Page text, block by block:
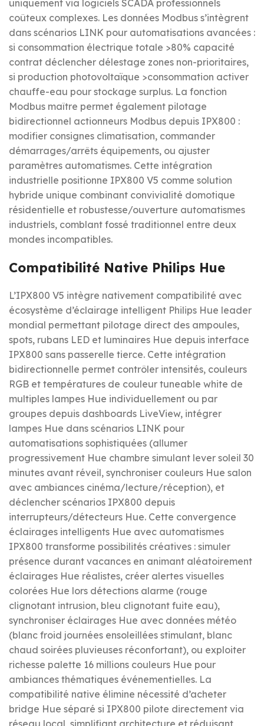
uniquement via logiciels SCADA professionnels
coûteux complexes. Les données Modbus s’intègrent
dans scénarios LINK pour automatisations avancées :
si consommation électrique totale >80% capacité
contrat déclencher délestage zones non-prioritaires,
si production photovoltaïque >consommation activer
chauffe-eau pour stockage surplus. La fonction
Modbus maître permet également pilotage
bidirectionnel actionneurs Modbus depuis IPX800 :
modifier consignes climatisation, commander
démarrages/arrêts équipements, ou ajuster
paramètres automatismes. Cette intégration
industrielle positionne IPX800 V5 comme solution
hybride unique combinant convivialité domotique
résidentielle et robustesse/ouverture automatismes
industriels, comblant fossé traditionnel entre deux
mondes incompatibles.
Compatibilité Native Philips Hue
L’IPX800 V5 intègre nativement compatibilité avec
écosystème d’éclairage intelligent Philips Hue leader
mondial permettant pilotage direct des ampoules,
spots, rubans LED et luminaires Hue depuis interface
IPX800 sans passerelle tierce. Cette intégration
bidirectionnelle permet contrôler intensités, couleurs
RGB et températures de couleur tuneable white de
multiples lampes Hue individuellement ou par
groupes depuis dashboards LiveView, intégrer
lampes Hue dans scénarios LINK pour
automatisations sophistiquées (allumer
progressivement Hue chambre simulant lever soleil 30
minutes avant réveil, synchroniser couleurs Hue salon
avec ambiances cinéma/lecture/réception), et
déclencher scénarios IPX800 depuis
interrupteurs/détecteurs Hue. Cette convergence
éclairages intelligents Hue avec automatismes
IPX800 transforme possibilités créatives : simuler
présence durant vacances en animant aléatoirement
éclairages Hue réalistes, créer alertes visuelles
colorées Hue lors détections alarme (rouge
clignotant intrusion, bleu clignotant fuite eau),
synchroniser éclairages Hue avec données météo
(blanc froid journées ensoleillées stimulant, blanc
chaud soirées pluvieuses réconfortant), ou exploiter
richesse palette 16 millions couleurs Hue pour
ambiances thématiques événementielles. La
compatibilité native élimine nécessité d’acheter
bridge Hue séparé si IPX800 pilote directement via
réseau local, simplifiant architecture et réduisant